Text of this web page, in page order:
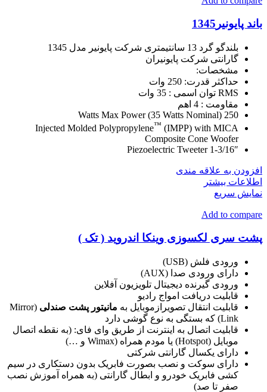
باند پایونیر1345
بلندگو گرد 13 سانتیمتری شرکت پایونیر مدل 1345
گارانتی شرکت پایونیران
مشخصات:
حداکثر قدرت: 250 وات
RMS توان اسمی : 35 وات
مقاومت : 4 اهم
250 Watts Max Power (35 Watts Nominal)
Injected Molded Polypropylene™ (IMPP) with MICA
Composite Cone Woofer
1-3/16″ Piezoelectric Tweeter
افزودن به علاقه مندی
اطلاعات بیشتر
نمایش سریع
Add to compare
پشت سری لکسوزی وینکا اندروید ( تک )
ورودی فلش (USB)
دارای ورودی صدا (AUX)
ورودی گیرنده دیجیتال تلویزیون آفلاین
قابلیت دریافت امواج رادیو
قابلیت انتقال تصویرازموبایل به مانیتور پشت صندلی (Mirror
Link) که بستگی به نوع گوشی دارد
قابلیت اتصال به اینترنت از طریق وای فای: (به نقطه اتصال
موبایل (Hotspot) یا مودم همراه (Wimax و …)
دارای یکسال گارانتی شرکتی
دارای سوکت و نصب بصورت فابریک بدون دستکاری در سیم
کشی فابریک خودرو و ابطال گارانتی (به همراه آموزش نصب
صفر تا صد)